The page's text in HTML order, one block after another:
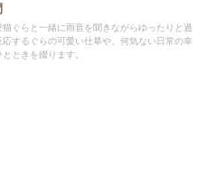
ぐらと一緒に雨音を聞きながらゆったりと過
応するぐらの可愛い仕草や、何気ない日常の幸
ときを綴ります。